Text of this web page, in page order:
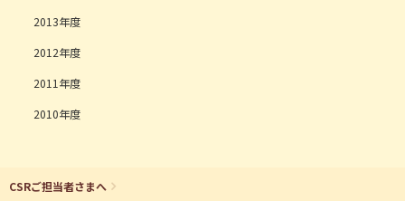
2013
2012
2011
2010
CSRご担当者さまへ